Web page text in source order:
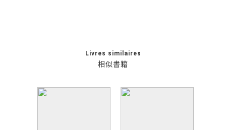
相似書籍
Livres similaires